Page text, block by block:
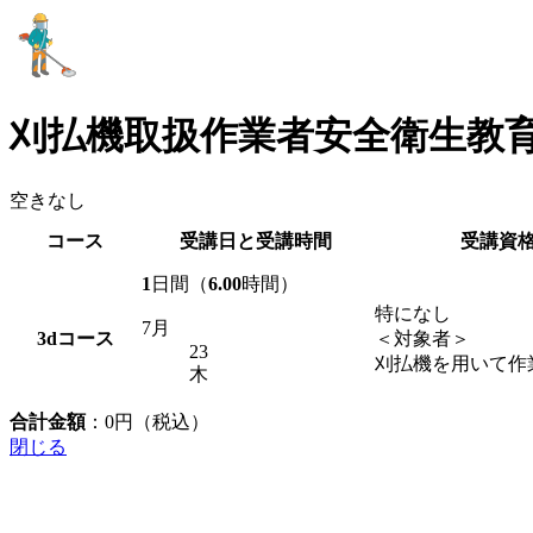
刈払機取扱作業者安全衛生教
空きなし
コース
受講日と受講時間 受講資
3dコース
1 日間（6.00時間）
7月
23
木
特になし
＜対象者＞
刈払機を用いて作
合計金額： 0円（税込）
閉じる